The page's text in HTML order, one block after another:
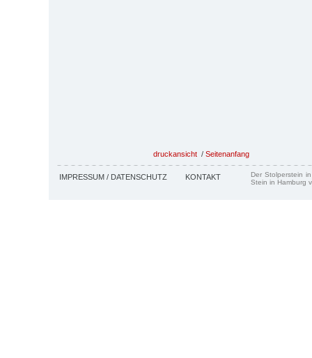
druckansicht / Seitenanfang
IMPRESSUM / DATENSCHUTZ KONTAKT
Der Stolperstein
Stein in Hamburg